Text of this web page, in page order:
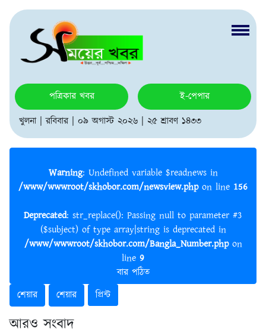
পত্রিকার খবর
ই-পেপার
খুলনা | রবিবার | ০৯ অগাস্ট ২০২৬ | ২৫ শ্রাবণ ১৪৩৩
Warning : Undefined variable $readnews in
/www/wwwroot/skhobor.com/newsview.phpon line 156
Deprecated: str_replace(): Passing null to parameter #3
($subject) of type array|string is deprecated in
/www/wwwroot/skhobor.com/Bangla_Number.phpon
line 9
বার পঠিত
শেয়ার
শেয়ার প্রিন্ট
আরও সংবাদ